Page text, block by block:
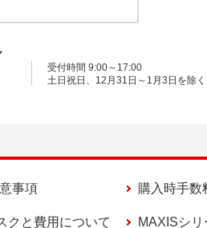
受付時間 9:00～17:00
土日祝日、12月31日～1月3日を除く
事項 購入時手数
クと費用について MAXISシ